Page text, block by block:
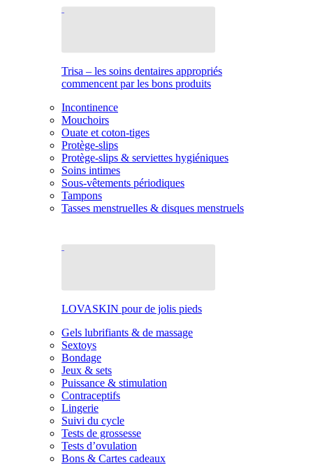
Trisa – les soins dentaires appropriés
commencent par les bons produits
Incontinence
Mouchoirs
Ouate et coton-tiges
Protège-slips
Protège-slips & serviettes hygiéniques
Soins intimes
Sous-vêtements périodiques
Tampons
Tasses menstruelles & disques menstruels
LOVASKIN pour de jolis pieds
Gels lubrifiants & de massage
Sextoys
Bondage
Jeux & sets
Puissance & stimulation
Contraceptifs
Lingerie
Suivi du cycle
Tests de grossesse
Tests d’ovulation
Bons & Cartes cadeaux